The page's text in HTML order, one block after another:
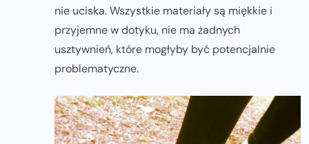
nie uciska. Wszystkie materiały są miękkie i
przyjemne w dotyku, nie ma żadnych
usztywnień, które mogłyby być potencjalnie
problematyczne.